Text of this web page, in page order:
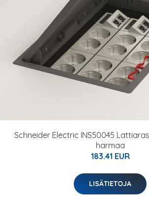
Schneider Electric INS50045
harmaa
183.41 EUR
LISÄTIETOJA